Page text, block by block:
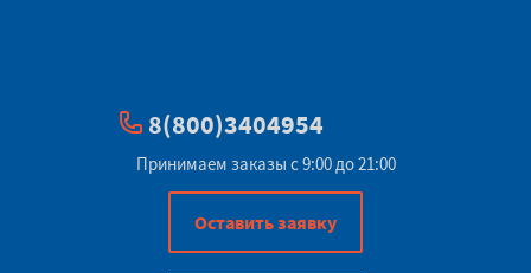
8(800)3404954
Принимаем заказы с 9:00 до 21:00
Оставить заявку